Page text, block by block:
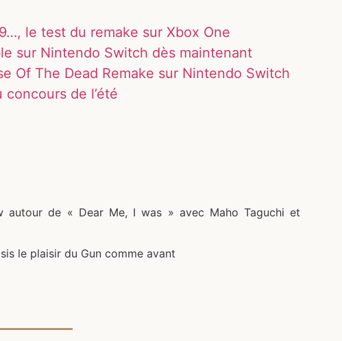
le test du remake sur Xbox One
sur Nintendo Switch dès maintenant
Of The Dead Remake sur Nintendo Switch
de l’été
autour de « Dear Me, I was » avec Maho Taguchi et
le plaisir du Gun comme avant